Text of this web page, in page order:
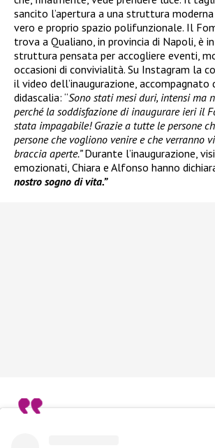
sancito l’apertura a una struttura
vero e proprio spazio polifunzionale. Il
trova a Qualiano, in provincia di Napoli, è
struttura pensata per accogliere eventi,
occasioni di convivialità. Su Instagram la
il video dell’inaugurazione, accompagnato
didascalia: “Sono stati mesi duri, intensi ma
perché la soddisfazione di inaugurare ieri il
stata impagabile! Grazie a tutte le persone
persone che vogliono venire e che verranno
braccia aperte.”Durante l’inaugurazione,
emozionati, Chiara e Alfonso hanno
nostro sogno di vita.”